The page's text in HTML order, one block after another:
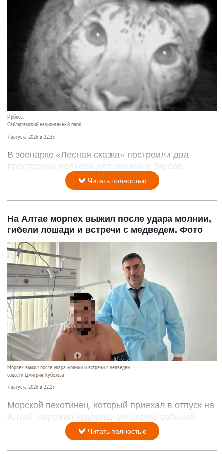
Ирбисы.
Сайлюгемский национальный парк
7 августа 2026 в 22:35
В зоопарке «Лесная сказка» построили два
просторных вольера для снежных барсов.
Читать полностью
На Алтае морпех выжил после удара молнии,
гибели лошади и встречи с медведем. Фото
Морпех выжил после удара молнии и встречи с медведем
соцсети Дмитрия Хубезова
7 августа 2026 в 22:15
Морской пехотинец, который приехал в отпуск на
Алтай, пережил чудовищную серию событий.
Читать полностью